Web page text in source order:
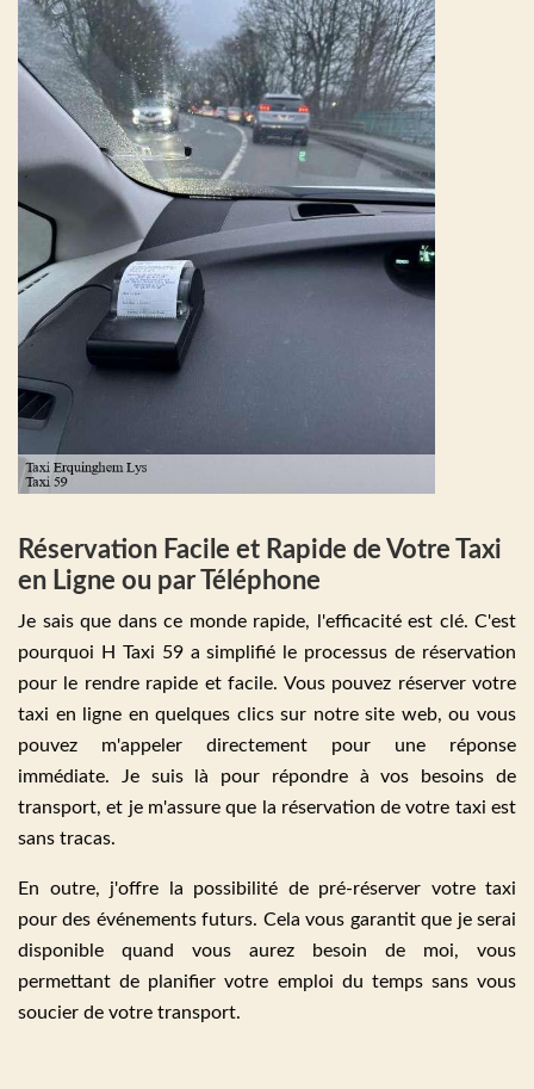
Réservation Facile et Rapide de Votre Taxi
en Ligne ou par Téléphone
Je sais que dans ce monde rapide, l'efficacité est clé. C'est
pourquoi H Taxi 59 a simplifié le processus de réservation
pour le rendre rapide et facile. Vous pouvez réserver votre
taxi en ligne en quelques clics sur notre site web, ou vous
pouvez m'appeler directement pour une réponse
immédiate. Je suis là pour répondre à vos besoins de
transport, et je m'assure que la réservation de votre taxi est
sans tracas.
En outre, j'offre la possibilité de pré-réserver votre taxi
pour des événements futurs. Cela vous garantit que je serai
disponible quand vous aurez besoin de moi, vous
permettant de planifier votre emploi du temps sans vous
soucier de votre transport.